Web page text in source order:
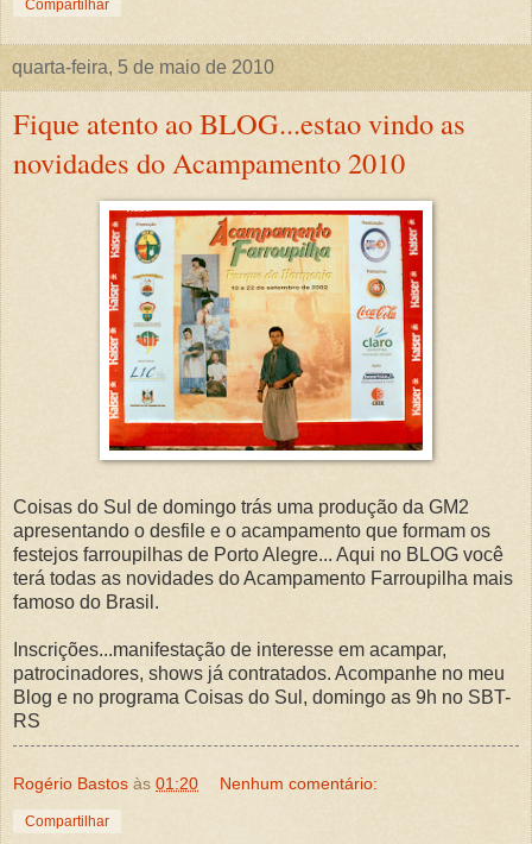
Compartilhar
quarta-feira, 5 de maio de 2010
Fique atento ao BLOG...estao vindo as
novidades do Acampamento 2010
Coisas do Sul de domingo trás uma produção da GM2
apresentando o desfile e o acampamento que formam os
festejos farroupilhas de Porto Alegre... Aqui no BLOG você
terá todas as novidades do Acampamento Farroupilha mais
famoso do Brasil.
Inscrições...manifestação de interesse em acampar,
patrocinadores, shows já contratados. Acompanhe no meu
Blog e no programa Coisas do Sul, domingo as 9h no SBT-
RS
Rogério Bastos às 01:20 Nenhum comentário:
Compartilhar